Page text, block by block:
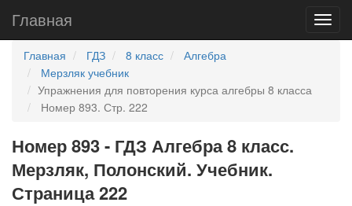
Главная
Главная ГДЗ 8 класс
Алгебра
Мерзляк учебник
Упражнения для повторения курса алгебры 8 класса
Номер 893. Стр. 222
Номер 893 - ГДЗ Алгебра 8 класс.
Мерзляк, Полонский. Учебник.
Страница 222